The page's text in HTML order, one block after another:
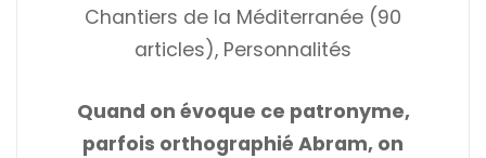
Chantiers de la Méditerranée (90
articles), Personnalités
Quand on évoque ce patronyme,
parfois orthographié Abram, on